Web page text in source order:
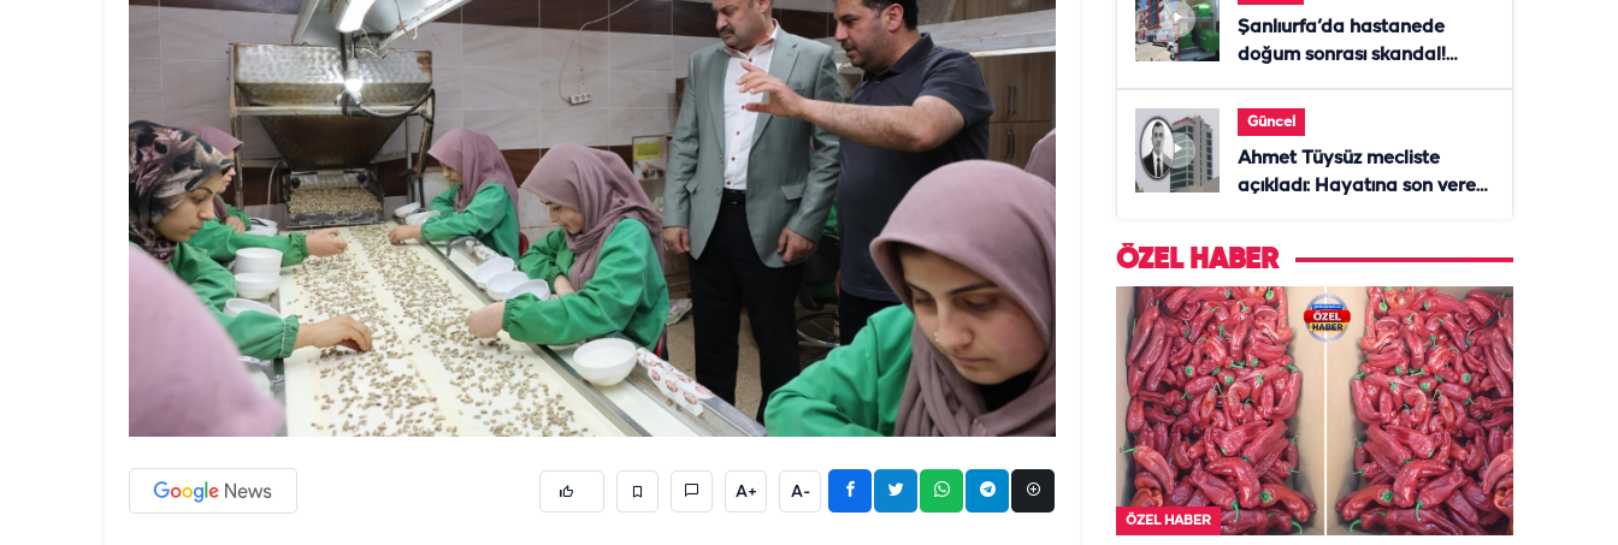
A+ A-
Şanlıurfa’da hastanede
doğum sonrası skandal!
Güncel
Ahmet Tüysüz mecliste
açıkladı: Hayatına son veren
ÖZEL HABER
ÖZEL HABER